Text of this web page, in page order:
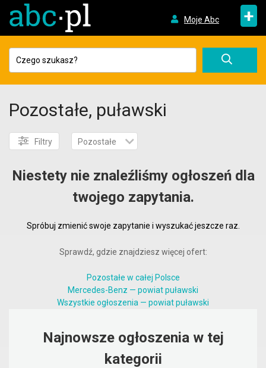
Moje Abc +
Pozostałe, puławski
Filtry Pozostałe
Niestety nie znaleźliśmy ogłoszeń dla
twojego zapytania.
Spróbuj zmienić swoje zapytanie i wyszukać jeszcze raz.
Sprawdź, gdzie znajdziesz więcej ofert:
Pozostałe w całej Polsce
Mercedes-Benz — powiat puławski
Wszystkie ogłoszenia — powiat puławski
Najnowsze ogłoszenia w tej
kategorii